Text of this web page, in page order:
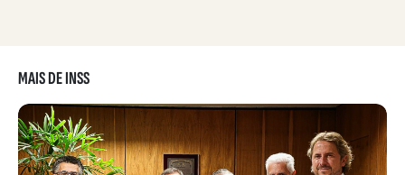
MAIS DE INSS